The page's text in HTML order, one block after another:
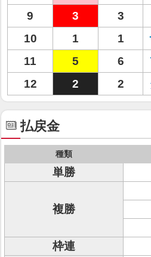
9
3 3
10
1 1
11
5 6
12
2 2
払戻金
種類
単勝
複勝
枠連